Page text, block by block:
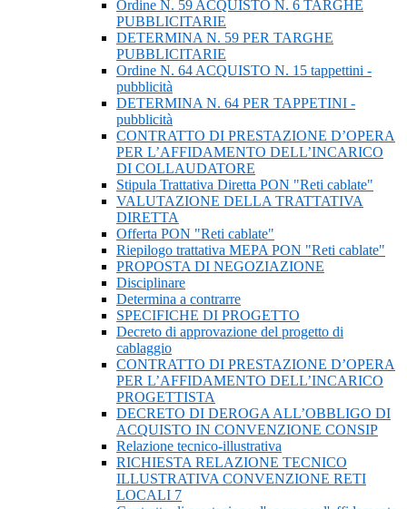
Ordine N. 59 ACQUISTO N. 6 TARGHE
PUBBLICITARIE
DETERMINA N. 59 PER TARGHE
PUBBLICITARIE
Ordine N. 64 ACQUISTO N. 15 tappettini -
pubblicità
DETERMINA N. 64 PER TAPPETINI -
pubblicità
CONTRATTO DI PRESTAZIONE D’OPERA
PER L’AFFIDAMENTO DELL’INCARICO
DI COLLAUDATORE
Stipula Trattativa Diretta PON "Reti cablate"
VALUTAZIONE DELLA TRATTATIVA
DIRETTA
Offerta PON "Reti cablate"
Riepilogo trattativa MEPA PON "Reti cablate"
PROPOSTA DI NEGOZIAZIONE
Disciplinare
Determina a contrarre
SPECIFICHE DI PROGETTO
Decreto di approvazione del progetto di
cablaggio
CONTRATTO DI PRESTAZIONE D’OPERA
PER L’AFFIDAMENTO DELL’INCARICO
PROGETTISTA
DECRETO DI DEROGA ALL’OBBLIGO DI
ACQUISTO IN CONVENZIONE CONSIP
Relazione tecnico-illustrativa
RICHIESTA RELAZIONE TECNICO
ILLUSTRATIVA CONVENZIONE RETI
LOCALI 7